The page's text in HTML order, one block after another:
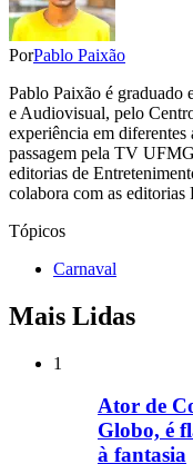
PorPablo Paixão
Pablo Paixão é graduado
e Audiovisual, pelo
experiência em
passagem pela TV
editorias de
colabora com as editorias
Tópicos
Carnaval
Mais Lidas
1
Ator de
Globo, é
à fantasia